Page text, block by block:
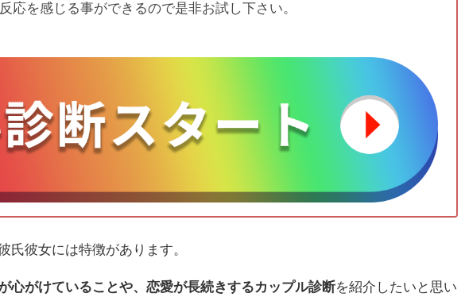
応を感じる事ができるので是非お試し下さい。
氏彼女には特徴があります。
心がけていることや、恋愛が長続きするカップル診断を紹介したいと思い